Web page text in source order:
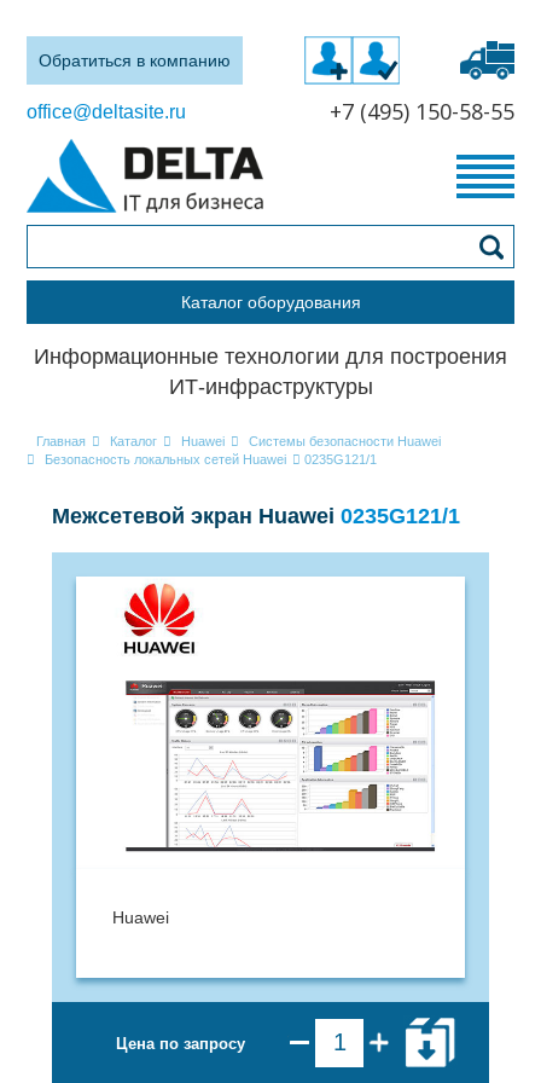
Обратиться в компанию
office@deltasite.ru +7 (495) 150-58-55
Каталог оборудования
Информационные технологии для построения
ИТ-инфраструктуры
Главная Каталог Huawei
Системы безопасности Huawei
Безопасность локальных сетей Huawei
0235G121/1
Межсетевой экран Huawei 0235G121/1
Huawei
Цена по запросу